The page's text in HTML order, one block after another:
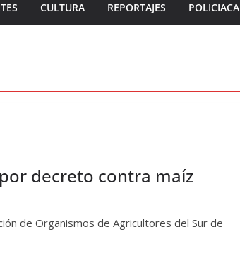
CULTURA REPORTAJES POLICIACA
decreto contra maíz
de Organismos de Agricultores del Sur de